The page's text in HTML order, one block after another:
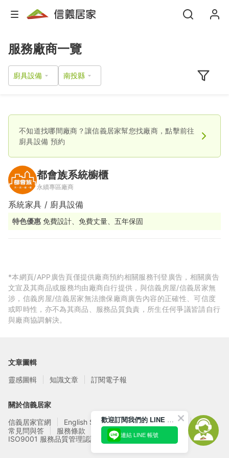
服務廠商一覽
廚具設備
不知道找哪間廠商？讓信義居家幫您找廠商，點擊前往
廚具設備 預約
都會族系統櫥櫃
永續專區廠商
系統家具 / 廚具設備
特色優惠 免費設計、免費丈量、五年保固
*本網頁/APP廣告頁僅提供廠商預約相關服務刊登廣告，相關廣告
文宣及其商品或服務均由廠商自行提供，與信義房屋/信義居家無
涉，信義房屋/信義居家無法擔保廠商廣告內容的正確性、可信度
或即時性，亦不為其商品、服務品質負責，所生任何爭議皆請自行
與廠商協調解決。
文章圖輯
靈感圖輯
知識文章 訂閱電子報
關於信義居家
信義居家官網
English Service
信義居家廠商募集
常見問與答
服務條款
隱私權政策
ISO9001 服務品質管理認證
歡迎訂閱我們的 LINE 官方帳號
連結 LINE 帳號